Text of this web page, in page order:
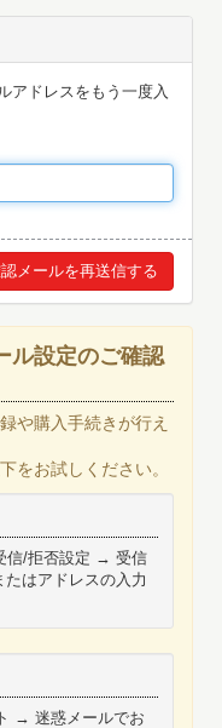
アドレスをもう一度入
ル設定のご確認
や購入手続きが行え
をお試しください。
信/拒否設定 → 受信
はアドレスの入力
→ 迷惑メールでお